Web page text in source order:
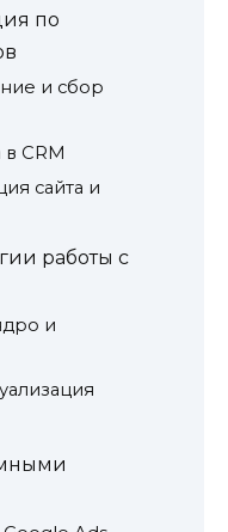
по
и сбор
в CRM
сайта и
работы с
и